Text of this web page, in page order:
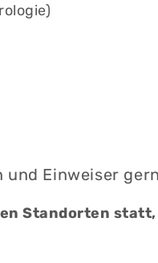
Einweiser
Standorten